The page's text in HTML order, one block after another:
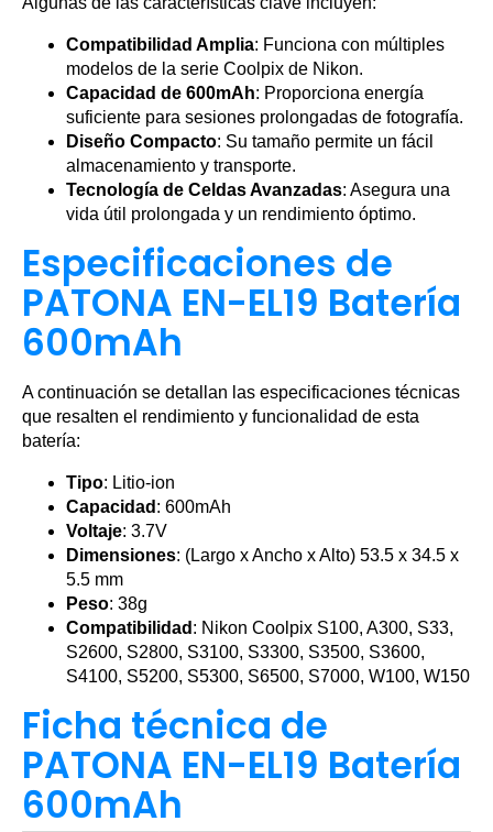
Compatibilidad Amplia: Funciona con múltiples
modelos de la serie Coolpix de Nikon.
Capacidad de 600mAh: Proporciona energía
suficiente para sesiones prolongadas de fotografía.
Diseño Compacto: Su tamaño permite un fácil
almacenamiento y transporte.
Tecnología de Celdas Avanzadas: Asegura una
vida útil prolongada y un rendimiento óptimo.
Especificaciones de
PATONA EN-EL19 Batería
600mAh
A continuación se detallan las especificaciones técnicas
que resalten el rendimiento y funcionalidad de esta
batería:
Tipo: Litio-ion
Capacidad : 600mAh
Voltaje: 3.7V
Dimensiones: (Largo x Ancho x Alto) 53.5 x 34.5 x
5.5 mm
Peso: 38g
Compatibilidad : Nikon Coolpix S100, A300, S33,
S2600, S2800, S3100, S3300, S3500, S3600,
S4100, S5200, S5300, S6500, S7000, W100, W150
Ficha técnica de
PATONA EN-EL19 Batería
600mAh